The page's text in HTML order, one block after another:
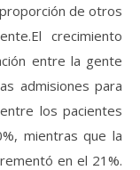
de otros
crecimiento
entre la gente
admisiones para
los pacientes
mientras que la
en el 21%.